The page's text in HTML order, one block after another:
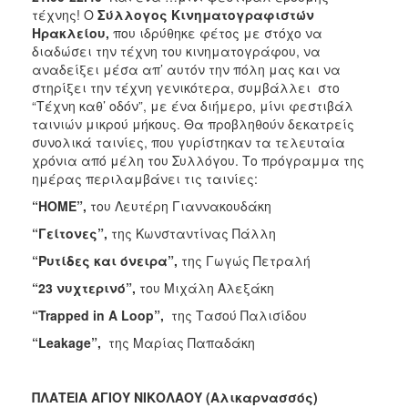
τέχνης! Ο Σύλλογος Κινηματογραφιστών
Ηρακλείου, που ιδρύθηκε φέτος με στόχο να
διαδώσει την τέχνη του κινηματογράφου, να
αναδείξει μέσα απ’ αυτόν την πόλη μας και να
στηρίξει την τέχνη γενικότερα, συμβάλλει στο
“Τέχνη καθ’ οδόν”, με ένα διήμερο, μίνι φεστιβάλ
ταινιών μικρού μήκους. Θα προβληθούν δεκατρείς
συνολικά ταινίες, που γυρίστηκαν τα τελευταία
χρόνια από μέλη του Συλλόγου. Το πρόγραμμα της
ημέρας περιλαμβάνει τις ταινίες:
“ΗΟΜΕ”, του Λευτέρη Γιαννακουδάκη
“Γείτονες”, της Κωνσταντίνας Πάλλη
“Ρυτίδες και όνειρα”, της Γωγώς Πετραλή
“23 νυχτερινό”, του Μιχάλη Αλεξάκη
“Trapped in A Loop”, της Τασού Παλισίδου
“Leakage”, της Μαρίας Παπαδάκη
ΠΛΑΤΕΙΑ ΑΓΙΟΥ ΝΙΚΟΛΑΟΥ (Αλικαρνασσός)